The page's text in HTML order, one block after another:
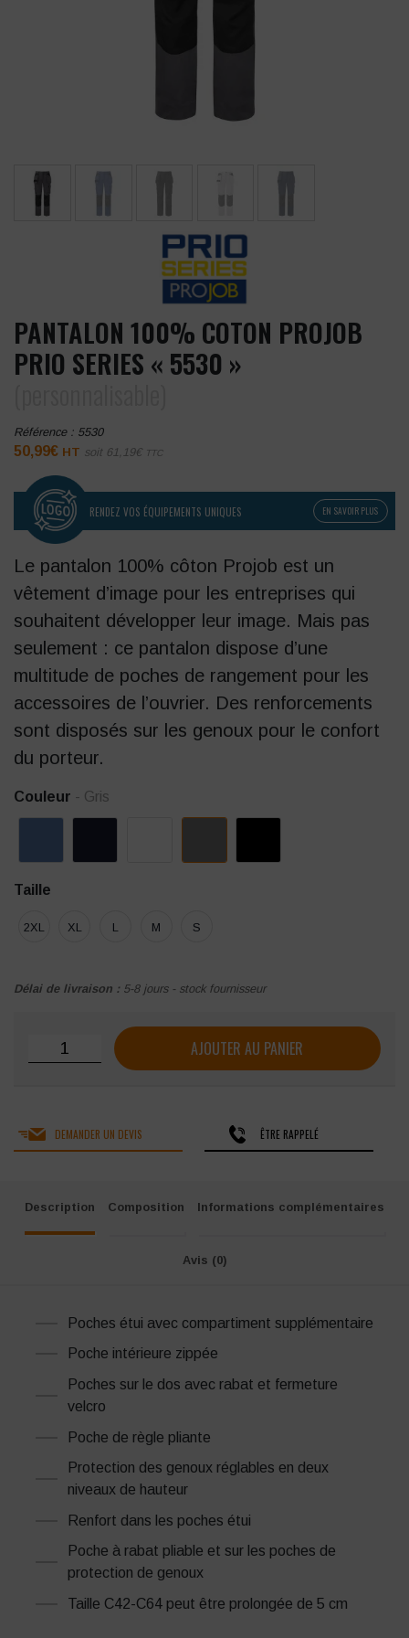
PANTALON 100% COTON PROJOB
PRIO SERIES « 5530 »
Référence : 5530
50,99€ HT soit 61,19€ TTC
RENDEZ VOS ÉQUIPEMENTS UNIQUES EN SAVOIR PLUS
Le pantalon 100% côton Projob est un
vêtement d’image pour les entreprises qui
souhaitent développer leur image. Mais pas
seulement : ce pantalon dispose d’une
multitude de poches de rangement pour les
accessoires de l’ouvrier. Des renforcements
sont disposés sur les genoux pour le confort
du porteur.
Couleur - Gris
Taille
2XL XL L M S
Délai de livraison : 5-8 jours - stock fournisseur
quantité de Pantalon 100% coton ProJob Prio Series
AJOUTER AU PANIER
DEMANDER UN DEVIS ÊTRE RAPPELÉ
Description Composition Informations complémentaires
Avis (0)
Poches étui avec compartiment supplémentaire
Poche intérieure zippée
Poches sur le dos avec rabat et fermeture
velcro
Poche de règle pliante
Protection des genoux réglables en deux
niveaux de hauteur
Renfort dans les poches étui
Poche à rabat pliable et sur les poches de
protection de genoux
Taille C42-C64 peut être prolongée de 5 cm